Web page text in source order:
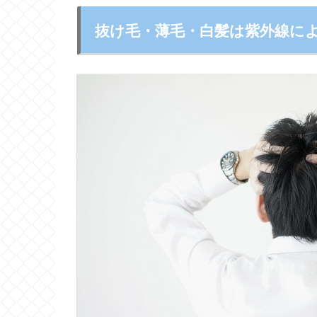
抜け毛・薄毛・白髪は紫外線に